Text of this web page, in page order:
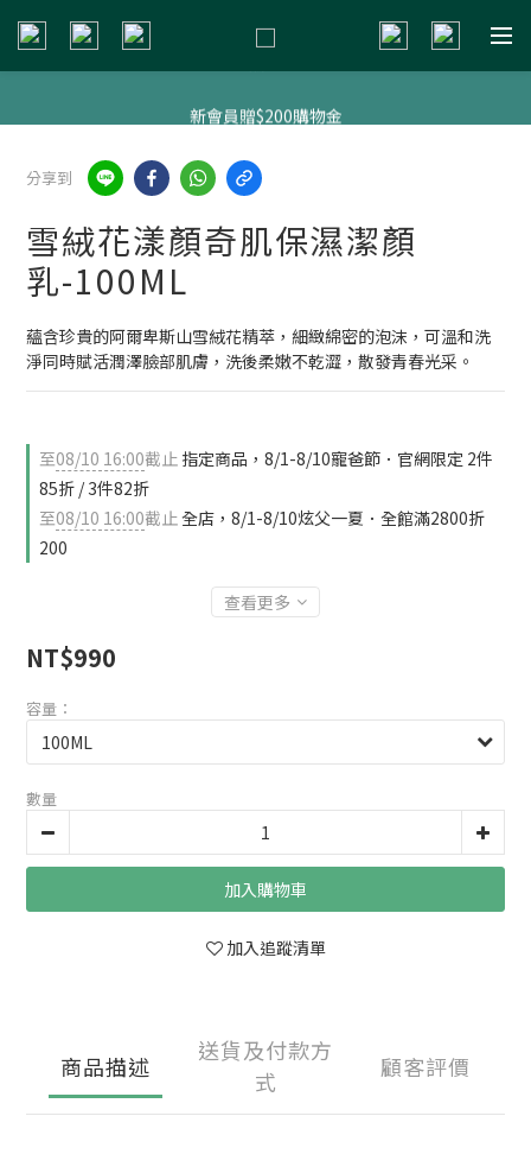
分享到
雪絨花漾顏奇肌保濕潔顏
乳-100ML
蘊含珍貴的阿爾卑斯山雪絨花精萃，細緻綿密的泡沫，可溫和洗
淨同時賦活潤澤臉部肌膚，洗後柔嫩不乾澀，散發青春光采。
至08/10 16:00截止 指定商品，8/1-8/10寵爸節．官網限定 2件
85折 / 3件82折
至08/10 16:00截止全店，8/1-8/10炫父一夏．全館滿2800折
200
查看更多
NT$990
容量：
數量
加入購物車
加入追蹤清單
商品描述
送貨及付款方
式
顧客評價